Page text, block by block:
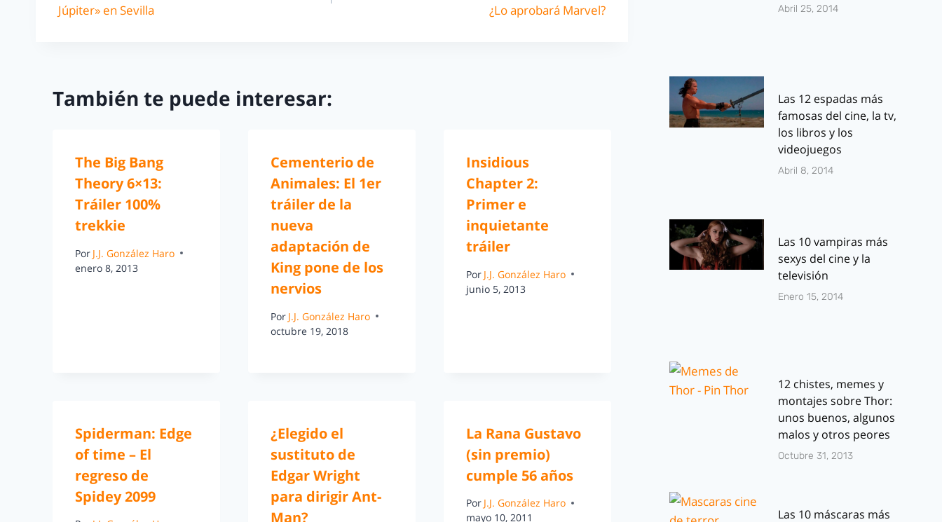
Júpiter» en Sevilla
¿Lo aprobará Marvel?
También te puede interesar:
The Big Bang
Theory 6×13:
Tráiler 100%
trekkie
Por J.J. González Haro
enero 8, 2013
Cementerio de
Animales: El 1er
tráiler de la
nueva
adaptación de
King pone de los
nervios
Por J.J. González Haro
octubre 19, 2018
Insidious
Chapter 2:
Primer e
inquietante
tráiler
Por J.J. González Haro
junio 5, 2013
Spiderman: Edge
of time – El
regreso de
Spidey 2099
¿Elegido el
sustituto de
Edgar Wright
para dirigir Ant-
Man?
La Rana Gustavo
(sin premio)
cumple 56 años
Por J.J. González Haro
mayo 10, 2011
Abril 25, 2014
Las 12 espadas más
famosas del cine, la tv,
los libros y los
videojuegos
Abril 8, 2014
Las 10 vampiras más
sexys del cine y la
televisión
Enero 15, 2014
12 chistes, memes y
montajes sobre Thor:
unos buenos, algunos
malos y otros peores
Octubre 31, 2013
Las 10 máscaras más